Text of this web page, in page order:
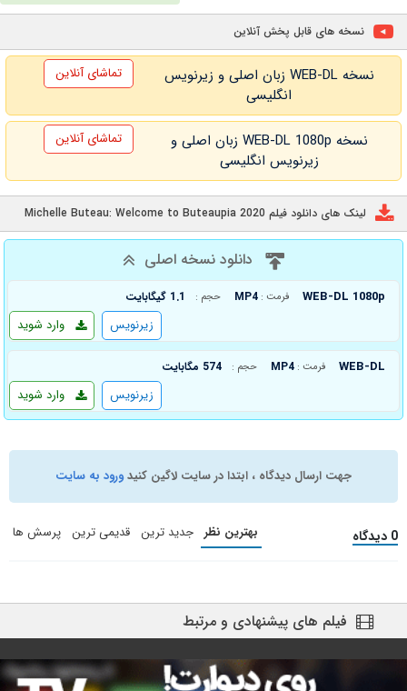
نسخه های قابل پخش آنلاین
نسخه WEB-DL زبان اصلی و زیرنویس
انگلیسی
تماشای آنلاین
نسخه WEB-DL 1080p زبان اصلی و
زیرنویس انگلیسی
تماشای آنلاین
لینک های دانلود فیلم Michelle Buteau: Welcome to Buteaupia 2020
دانلود نسخه اصلی
WEB-DL 1080p فرمت : MP4 حجم : 1.1 گیگابایت
وارد شوید زیرنویس
WEB-DL فرمت : MP4 حجم : 574 مگابایت
وارد شوید زیرنویس
جهت ارسال دیدگاه ، ابتدا در سایت لاگین کنیدورود به سایت
0 دیدگاه بهترین نظر جدید ترین قدیمی ترین پرسش ها
فیلم های پیشنهادی و مرتبط